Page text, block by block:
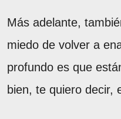
Más adelante,
miedo de volver a
profundo es que
bien, te quiero decir,